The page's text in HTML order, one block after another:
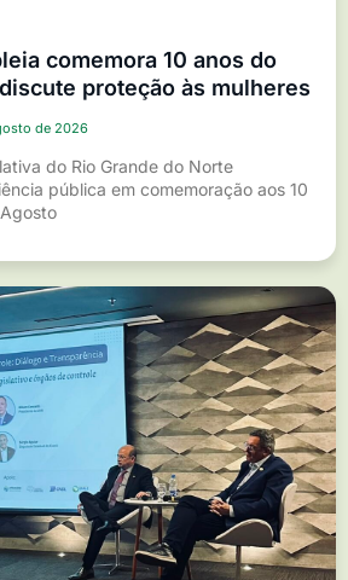
comemora 10 anos do
proteção às mulheres
de 2026
do Rio Grande do Norte
pública em comemoração aos 10